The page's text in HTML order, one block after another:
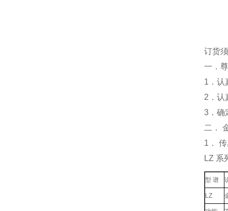
订货
一．
1．认
2．认
3．确
二．
1．
LZ 系
型 谱
LZ